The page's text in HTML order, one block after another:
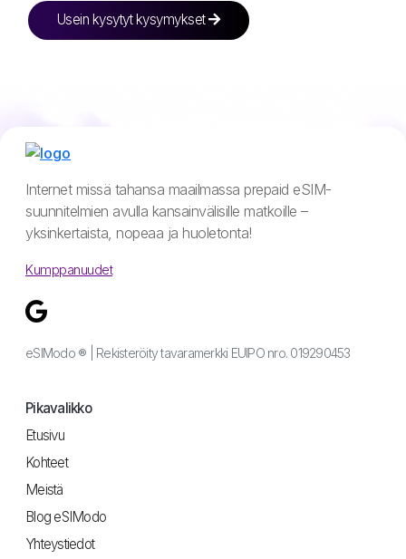
Usein kysytyt kysymykset
Internet missä tahansa maailmassa prepaid eSIM-
suunnitelmien avulla kansainvälisille matkoille –
yksinkertaista, nopeaa ja huoletonta!
Kumppanuudet
eSIModo ® | Rekisteröity tavaramerkki EUIPO nro. 019290453
Pikavalikko
Etusivu
Kohteet
Meistä
Blog eSIModo
Yhteystiedot